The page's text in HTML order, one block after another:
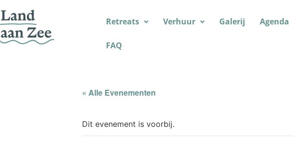
Retreats Verhuur Galerij Agenda
FAQ
« Alle Evenementen
Dit evenement is voorbij.